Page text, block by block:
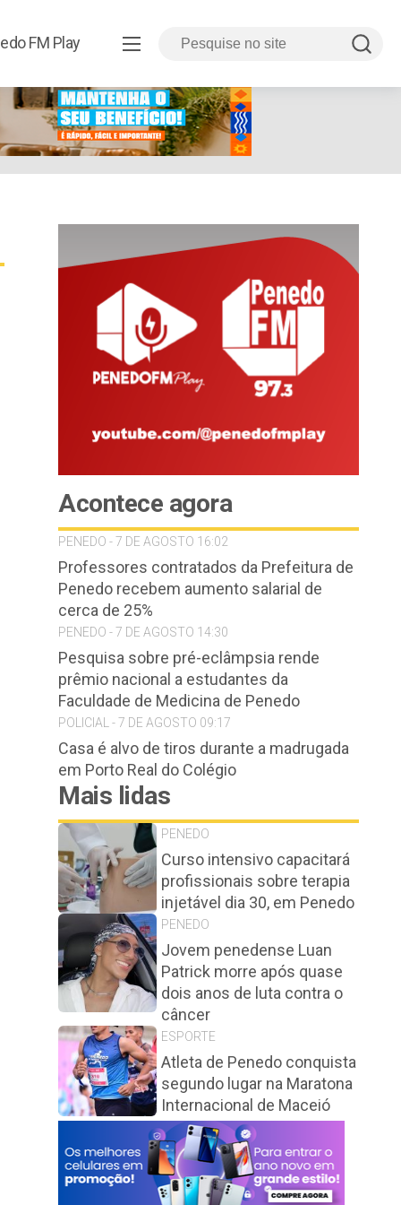
FM Play
Acontece agora
PENEDO - 7 DE AGOSTO 16:02
Professores contratados da Prefeitura de
Penedo recebem aumento salarial de
cerca de 25%
PENEDO - 7 DE AGOSTO 14:30
Pesquisa sobre pré-eclâmpsia rende
prêmio nacional a estudantes da
Faculdade de Medicina de Penedo
POLICIAL - 7 DE AGOSTO 09:17
Casa é alvo de tiros durante a madrugada
em Porto Real do Colégio
Mais lidas
PENEDO
Curso intensivo capacitará
profissionais sobre terapia
injetável dia 30, em Penedo
PENEDO
Jovem penedense Luan
Patrick morre após quase
dois anos de luta contra o
câncer
ESPORTE
Atleta de Penedo conquista
segundo lugar na Maratona
Internacional de Maceió